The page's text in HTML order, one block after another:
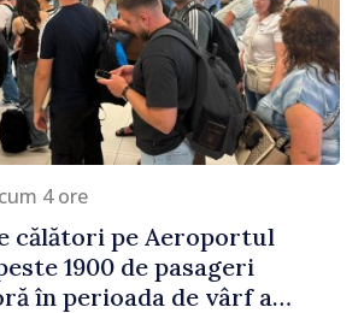
4 ore
călători pe Aeroportul
1900 de pasageri
în perioada de vârf a